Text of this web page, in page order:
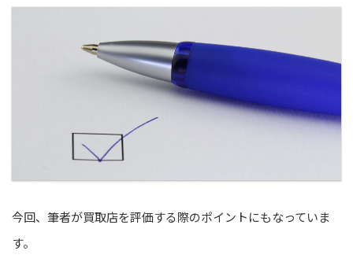
今回、筆者が買取店を評価する際のポイントにもなっていま
す。